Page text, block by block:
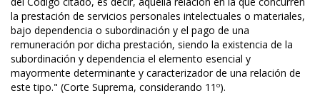
la prestación de servicios personales intelectuales o materiales,
bajo dependencia o subordinación y el pago de una
remuneración por dicha prestación, siendo la existencia de la
subordinación y dependencia el elemento esencial y
mayormente determinante y caracterizador de una relación de
este tipo." (Corte Suprema, considerando 11º).